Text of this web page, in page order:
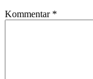
Kommentar *